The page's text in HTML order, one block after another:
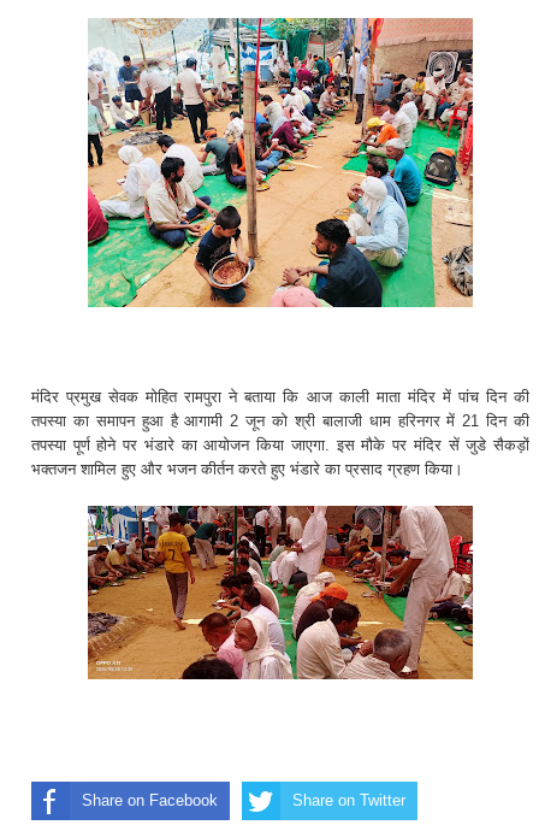
मंदिर प्रमुख सेवक मोहित रामपुरा ने बताया कि आज काली माता मंदिर में पांच दिन की
तपस्या का समापन हुआ है आगामी 2 जून को श्री बालाजी धाम हरिनगर में 21 दिन की
तपस्या पूर्ण होने पर भंडारे का आयोजन किया जाएगा. इस मौके पर मंदिर सें जुडे सैकड़ों
भक्तजन शामिल हुए और भजन कीर्तन करते हुए भंडारे का प्रसाद ग्रहण किया।
Share on Facebook Share on Twitter